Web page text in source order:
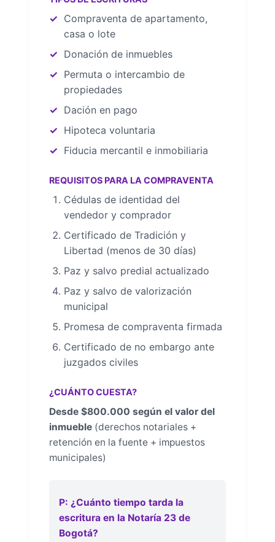
Compraventa de apartamento,
casa o lote
Donación de inmuebles
Permuta o intercambio de
propiedades
Dación en pago
Hipoteca voluntaria
Fiducia mercantil e inmobiliaria
REQUISITOS PARA LA COMPRAVENTA
Cédulas de identidad del
vendedor y comprador
Certificado de Tradición y
Libertad (menos de 30 días)
Paz y salvo predial actualizado
Paz y salvo de valorización
municipal
Promesa de compraventa firmada
Certificado de no embargo ante
juzgados civiles
¿CUÁNTO CUESTA?
Desde $800.000 según el valor del
inmueble (derechos notariales +
retención en la fuente + impuestos
municipales)
P: ¿Cuánto tiempo tarda la
escritura en la Notaría 23 de
Bogotá?